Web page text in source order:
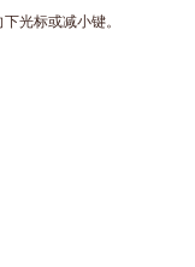
光标或减小键。